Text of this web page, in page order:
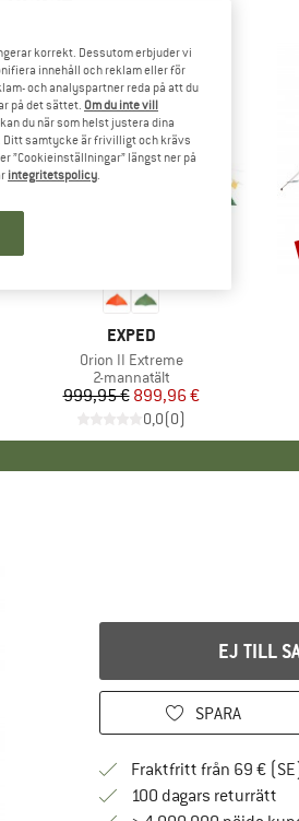
VARUMÄRKE
EXPED
Produkter
Orion II Extreme
Produktgrupp
2-mannatält
Pris
999,95 € Reducerat pris
899,96 €
0,0(0)
EJ TILL
SPARA
Fraktfritt från 69 €
100 dagars returrätt
korrekt. Dessutom erbjuder vi
innehåll och reklam eller för
och analyspartner reda på att du
på det sättet. Om du inte vill
du när som helst justera dina
Ditt samtycke är frivilligt och krävs
”Cookieinställningar” längst ner på
integritetspolicy.